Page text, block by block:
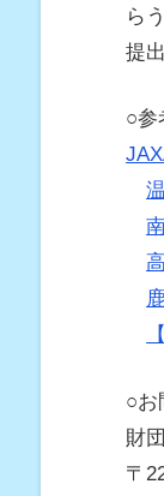
ら
提
○参
○お
財
〒